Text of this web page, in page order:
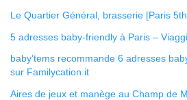
Le Quartier Général, brasserie [Paris
5 adresses baby-friendly à Paris –
baby’tems recommande 6 adresses
sur Familycation.it
Aires de jeux et manège au Champ de